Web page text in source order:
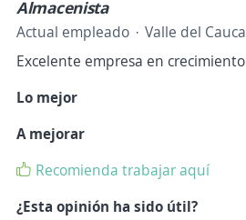
Almacenista
Actual empleado Valle del Cauca
Excelente empresa en crecimiento
Lo mejor
A mejorar
Recomienda trabajar aquí
¿Esta opinión ha sido útil?